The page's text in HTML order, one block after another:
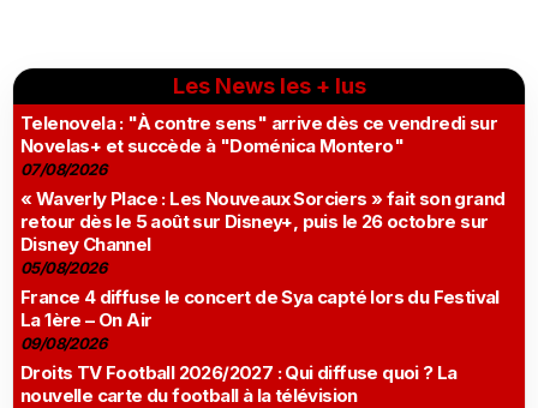
Les News les + lus
Telenovela : "À contre sens" arrive dès ce vendredi sur
Novelas+ et succède à "Doménica Montero"
07/08/2026
« Waverly Place : Les Nouveaux Sorciers » fait son grand
retour dès le 5 août sur Disney+, puis le 26 octobre sur
Disney Channel
05/08/2026
France 4 diffuse le concert de Sya capté lors du Festival
La 1ère – On Air
09/08/2026
Droits TV Football 2026/2027 : Qui diffuse quoi ? La
nouvelle carte du football à la télévision